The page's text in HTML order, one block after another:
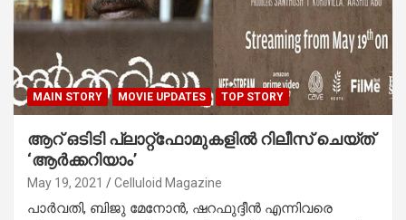
MAIN STORY MOVIE UPDATES TOP STORY
ആറ് ഒടിടി പ്ലാറ്റ്‌ഫോമുകളില്‍ റിലീസ് ചെയ്ത്
‘ആര്‍ക്കറിയാം’
May 19, 2021 Celluloid Magazine
പാര്‍വതി, ബിജു മേനോന്‍, ഷറഫുദ്ദീന്‍ എന്നിവരെ